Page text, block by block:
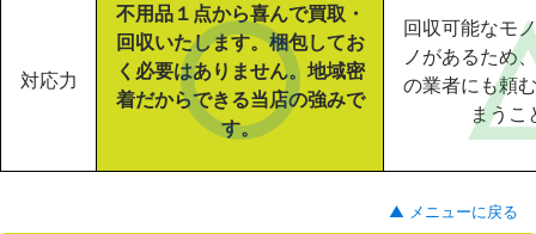
対応力
不用品１点から喜んで買取・
回収いたします。梱包してお
く必要はありません。地域密
着だからできる当店の強みで
す。
回収可能なモ
ノがあるため
の業者にも頼
まうこ
▲ メニューに戻る